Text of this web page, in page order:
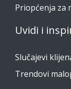
Priopćenja za
Uvidi i
Slučajevi
Trendovi